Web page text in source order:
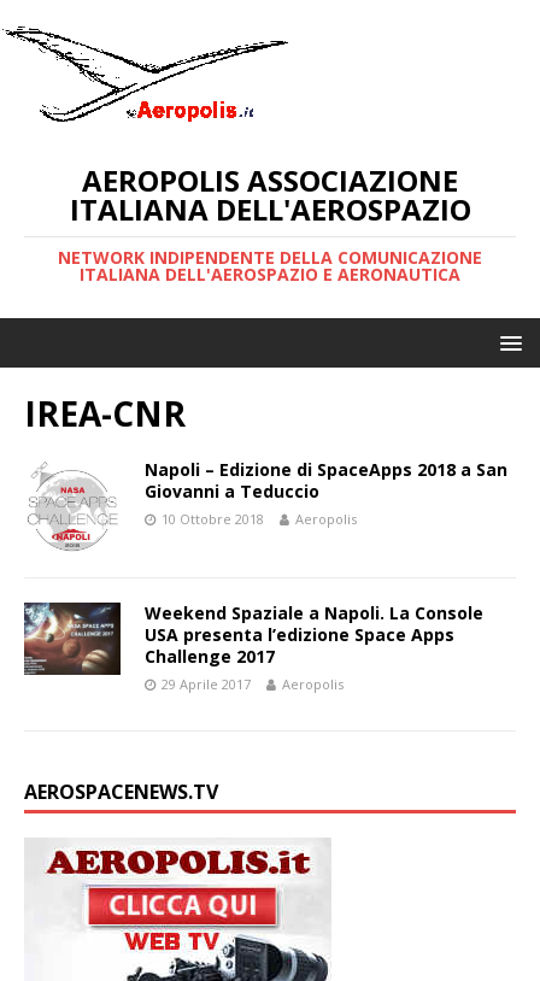
AEROPOLIS ASSOCIAZIONE
ITALIANA DELL'AEROSPAZIO
NETWORK INDIPENDENTE DELLA COMUNICAZIONE
ITALIANA DELL'AEROSPAZIO E AERONAUTICA
IREA-CNR
Napoli – Edizione di SpaceApps 2018 a San
Giovanni a Teduccio
10 Ottobre 2018 Aeropolis
Weekend Spaziale a Napoli. La Console
USA presenta l’edizione Space Apps
Challenge 2017
29 Aprile 2017 Aeropolis
AEROSPACENEWS.TV